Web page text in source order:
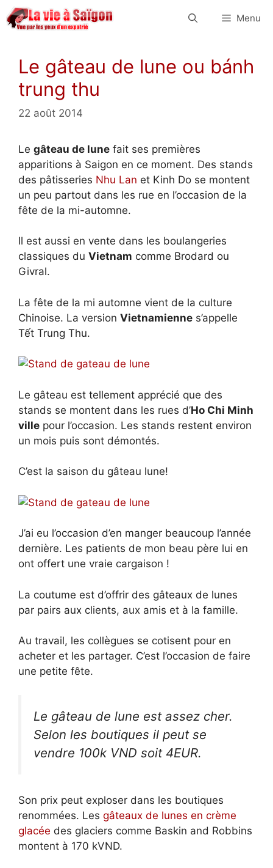
Aller
au
Menu
Le gâteau de lune ou bánh
trung thu
22 août 2014
Le gâteau de lune fait ses premières
apparitions à Saigon en ce moment. Des stands
des pâtisseries Nhu Lan et Kinh Do se montent
un peu partout dans les rue en l’occasion de la
fête de la mi-automne.
Il est aussi en vente dans les boulangeries
classiques du Vietnam comme Brodard ou
Givral.
La fête de la mi automne vient de la culture
Chinoise. La version Vietnamienne s’appelle
Tết Trung Thu.
Le gâteau est tellement apprécié que des
stands se montent dans les rues d’Ho Chi Minh
ville pour l’occasion. Les stands restent environ
un mois puis sont démontés.
C’est la saison du gâteau lune!
J’ai eu l’occasion d’en manger beaucoup l’année
dernière. Les patients de mon beau père lui en
ont offert une vraie cargaison !
La coutume est d’offrir des gâteaux de lunes
par pairs aux clients, aux amis et à la famille.
Au travail, les collègues se cotisent pour en
acheter et les partager. C’est l’occasion de faire
une petite fête.
Le gâteau de lune est assez cher.
Selon les boutiques il peut se
vendre 100k VND soit 4EUR.
Son prix peut exploser dans les boutiques
renommées. Les gâteaux de lunes en crème
glacée des glaciers comme Baskin and Robbins
montent à 170 kVND.